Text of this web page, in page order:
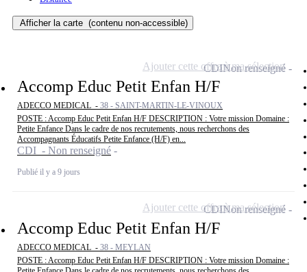
Afficher la carte (contenu non-accessible)
Accomp Educ Petit Enfan H/F
ADECCO MEDICAL - 38 - SAINT-MARTIN-LE-VINOUX
POSTE : Accomp Educ Petit Enfan H/F DESCRIPTION : Votre mission Domaine :
Petite Enfance Dans le cadre de nos recrutements, nous recherchons des
Accompagnants Éducatifs Petite Enfance (H/F) en...
CDI - Non renseigné
Publié il y a 9 jours
CDINon renseigné
Ajouter cette offre à ma sélection
Accomp Educ Petit Enfan H/F
ADECCO MEDICAL - 38 - MEYLAN
POSTE : Accomp Educ Petit Enfan H/F DESCRIPTION : Votre mission Domaine :
CDINon renseigné
Ajouter cette offre à ma sélection